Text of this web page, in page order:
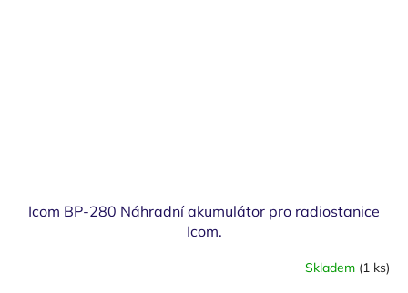
Icom BP-280 Náhradní akumulátor pro radiostanice
Icom.
Skladem (1 ks)